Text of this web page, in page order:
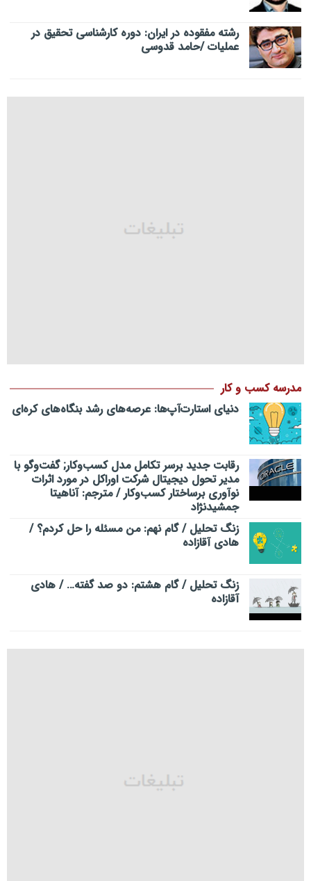
رشته مفقوده در ایران: دوره کارشناسی تحقیق در
عملیات /حامد قدوسی
مدرسه کسب و کار
دنیای استارت‌آپ‌ها: عرصه‌های رشد بنگاه‌های کره‌ای‌
رقابت جدید برسر تکامل مدل کسب‌و‌کار; گفت‌وگو با
مدیر تحول دیجیتال شرکت اوراکل در مورد اثرات
نوآوری برساختار کسب‌وکار / مترجم: آناهیتا
جمشیدنژاد
زنگ تحلیل / گام نهم: من مسئله را حل کردم؟ /
هادی آقازاده
زنگ تحلیل / گام هشتم: دو صد گفته… / هادی
آقازاده